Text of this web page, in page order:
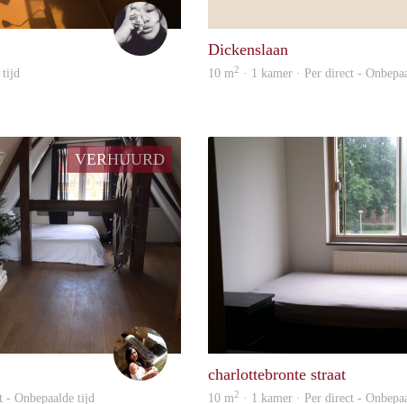
tijd
Dickenslaan
10 m2 · 1 kamer · Per direct -
VERHUURD
- Onbepaalde tijd
charlottebronte straat
10 m2 · 1 kamer · Per direct -